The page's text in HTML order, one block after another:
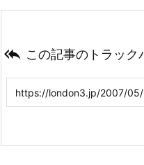
 この記事のトラック